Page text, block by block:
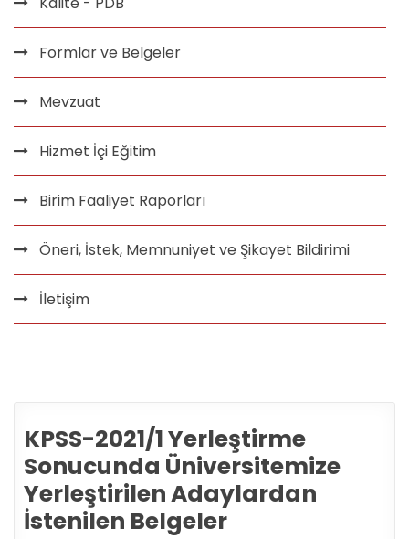
Formlar ve Belgeler
Mevzuat
Hizmet İçi Eğitim
Birim Faaliyet Raporları
Öneri, İstek, Memnuniyet ve Şikayet Bildirimi
İletişim
KPSS-2021/1 Yerleştirme
Sonucunda Üniversitemize
Yerleştirilen Adaylardan
İstenilen Belgeler